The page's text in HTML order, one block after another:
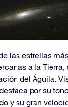
las estrellas más
a la Tierra,
del Águila.
por su tono
y su gran